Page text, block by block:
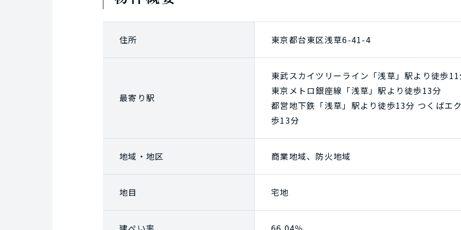
住所 東京都台東区浅草6-41-4
最寄り駅
東武スカイツリーライン「浅草」駅より徒歩
東京メトロ銀座線「浅草」駅より徒歩13分
都営地下鉄「浅草」駅より徒歩13分 つくばエ
歩13分
地域・地区 商業地域、防火地域
地目 宅地